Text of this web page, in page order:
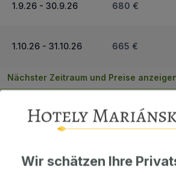
1.9.26 - 30.9.26 680 €
1.10.26 - 31.10.26 665 €
Nächster Zeitraum und Preise
Wichtige Informationen
Kontaktdaten. Unterkunftsbedingungen
Wir schätzen Ihre